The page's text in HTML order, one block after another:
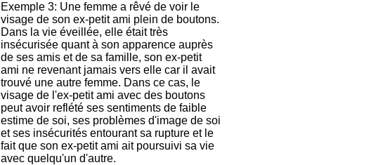
Exemple 3: Une femme a rêvé de voir le
visage de son ex-petit ami plein de boutons.
Dans la vie éveillée, elle était très
insécurisée quant à son apparence auprès
de ses amis et de sa famille, son ex-petit
ami ne revenant jamais vers elle car il avait
trouvé une autre femme. Dans ce cas, le
visage de l'ex-petit ami avec des boutons
peut avoir reflété ses sentiments de faible
estime de soi, ses problèmes d'image de soi
et ses insécurités entourant sa rupture et le
fait que son ex-petit ami ait poursuivi sa vie
avec quelqu'un d'autre.